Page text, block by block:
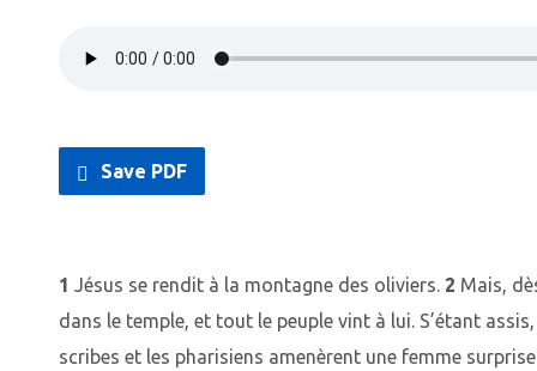
Save PDF
1 Jésus se rendit à la montagne des oliviers. 2 Mais,
dans le temple, et tout le peuple vint à lui. S’étant
scribes et les pharisiens amenèrent une femme